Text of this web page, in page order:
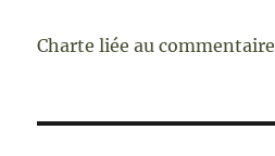
Charte liée au